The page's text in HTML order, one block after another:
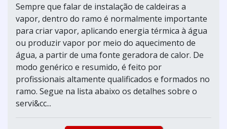
Sempre que falar de instalação de caldeiras a
vapor, dentro do ramo é normalmente importante
para criar vapor, aplicando energia térmica à água
ou produzir vapor por meio do aquecimento de
água, a partir de uma fonte geradora de calor. De
modo genérico e resumido, é feito por
profissionais altamente qualificados e formados no
ramo. Segue na lista abaixo os detalhes sobre o
servi&cc...